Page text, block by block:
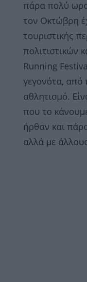
πάρα πολύ
τον Οκτώβρη
τουριστικής
πολιτιστικών
Running
γεγονότα, από
αθλητισμό.
που το
ήρθαν και
αλλά με